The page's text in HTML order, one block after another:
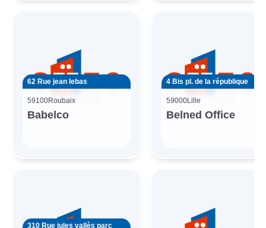
62 Rue jean lebas
59100Roubaix
Babelco
4 Bis pl. de la république
59000Lille
Belned Office
310 Rue jules vallès parc